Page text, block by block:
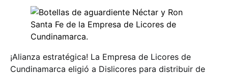
¡Alianza estratégica! La Empresa de Licores de
Cundinamarca eligió a Dislicores para distribuir de